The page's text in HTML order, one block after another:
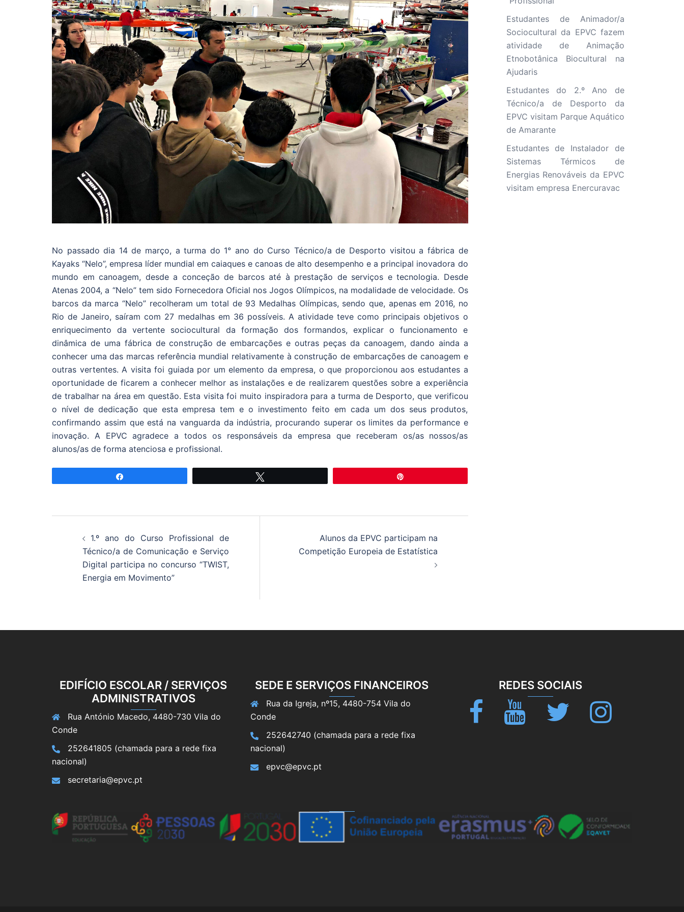
No passado dia 14 de março, a turma do 1° ano do Curso Técnico/a de Desporto visitou a fábrica de
Kayaks “Nelo”, empresa líder mundial em caiaques e canoas de alto desempenho e a principal inovadora do
mundo em canoagem, desde a conceção de barcos até à prestação de serviços e tecnologia. Desde
Atenas 2004, a “Nelo” tem sido Fornecedora Oficial nos Jogos Olímpicos, na modalidade de velocidade. Os
barcos da marca “Nelo” recolheram um total de 93 Medalhas Olímpicas, sendo que, apenas em 2016, no
Rio de Janeiro, saíram com 27 medalhas em 36 possíveis. A atividade teve como principais objetivos o
enriquecimento da vertente sociocultural da formação dos formandos, explicar o funcionamento e
dinâmica de uma fábrica de construção de embarcações e outras peças da canoagem, dando ainda a
conhecer uma das marcas referência mundial relativamente à construção de embarcações de canoagem e
outras vertentes. A visita foi guiada por um elemento da empresa, o que proporcionou aos estudantes a
oportunidade de ficarem a conhecer melhor as instalações e de realizarem questões sobre a experiência
de trabalhar na área em questão. Esta visita foi muito inspiradora para a turma de Desporto, que verificou
o nível de dedicação que esta empresa tem e o investimento feito em cada um dos seus produtos,
confirmando assim que está na vanguarda da indústria, procurando superar os limites da performance e
inovação. A EPVC agradece a todos os responsáveis da empresa que receberam os/as nossos/as
alunos/as de forma atenciosa e profissional.
artigos
1.º ano do Curso Profissional de
Técnico/a de Comunicação e Serviço
Digital participa no concurso “TWIST,
Energia em Movimento”
Alunos da EPVC participam na
Competição Europeia de Estatística
Estudantes de Animador/a
Sociocultural da EPVC fazem
atividade de Animação
Etnobotânica Biocultural na
Ajudaris
Estudantes do 2.º Ano de
Técnico/a de Desporto da
EPVC visitam Parque Aquático
de Amarante
Estudantes de Instalador de
Sistemas Térmicos de
Energias Renováveis da EPVC
visitam empresa Enercuravac
EDIFÍCIO ESCOLAR / SERVIÇOS
ADMINISTRATIVOS
Rua António Macedo, 4480-730 Vila do
Conde
252641805 (chamada para a rede fixa
nacional)
secretaria@epvc.pt
SEDE E SERVIÇOS FINANCEIROS
Rua da Igreja, nº15, 4480-754 Vila do
Conde
252642740 (chamada para a rede fixa
nacional)
epvc@epvc.pt
REDES SOCIAIS
Facebook Youtube Twitter